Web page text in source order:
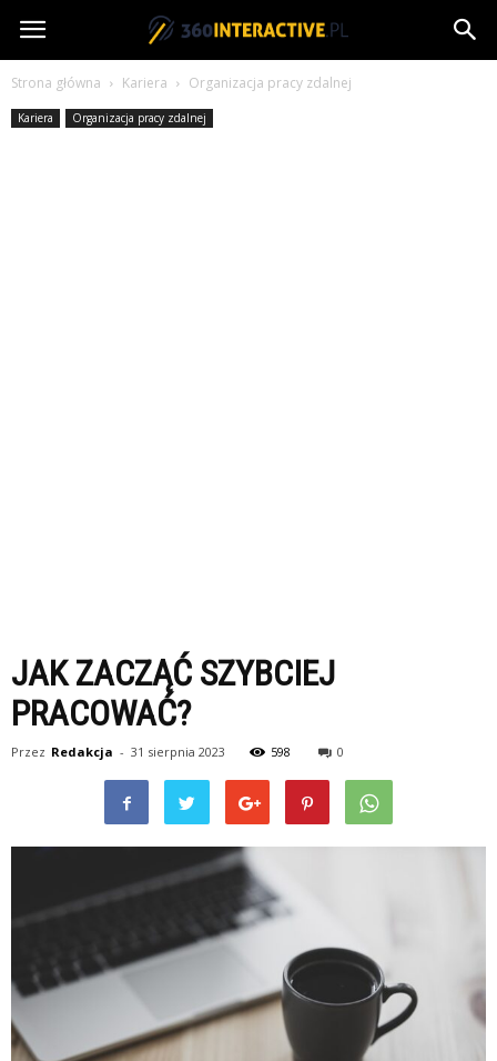
360interactive.pl
Strona główna Kariera Organizacja pracy zdalnej
Kariera Organizacja pracy zdalnej
JAK ZACZĄĆ SZYBCIEJ
PRACOWAĆ?
Przez Redakcja - 31 sierpnia 2023 598 0